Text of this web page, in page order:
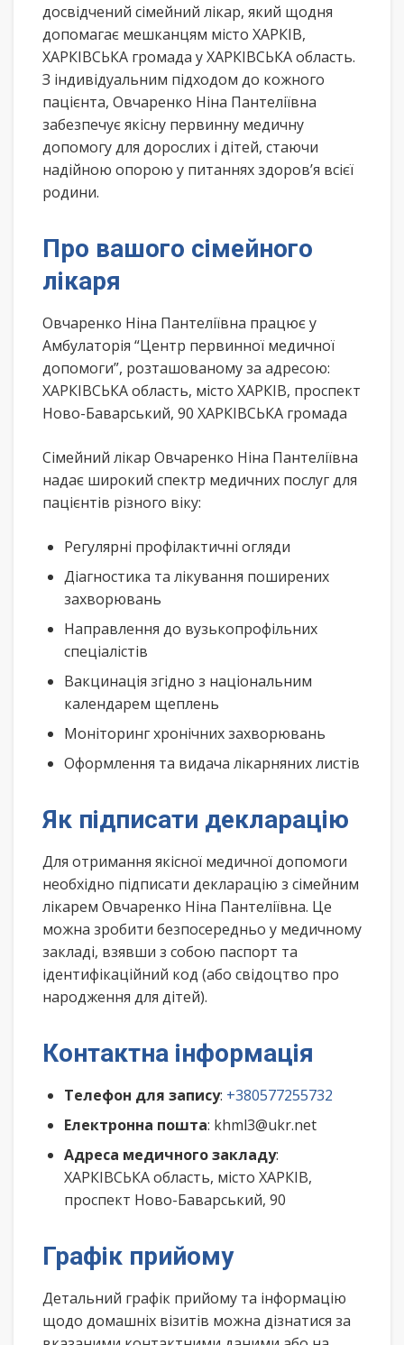
досвідчений сімейний лікар, який щодня
допомагає мешканцям місто ХАРКІВ,
ХАРКІВСЬКА громада у ХАРКІВСЬКА область.
З індивідуальним підходом до кожного
пацієнта, Овчаренко Ніна Пантеліївна
забезпечує якісну первинну медичну
допомогу для дорослих і дітей, стаючи
надійною опорою у питаннях здоров’я всієї
родини.
Про вашого сімейного
лікаря
Овчаренко Ніна Пантеліївна працює у
Амбулаторія “Центр первинної медичної
допомоги”, розташованому за адресою:
ХАРКІВСЬКА область, місто ХАРКІВ, проспект
Ново-Баварський, 90 ХАРКІВСЬКА громада
Сімейний лікар Овчаренко Ніна Пантеліївна
надає широкий спектр медичних послуг для
пацієнтів різного віку:
Регулярні профілактичні огляди
Діагностика та лікування поширених
захворювань
Направлення до вузькопрофільних
спеціалістів
Вакцинація згідно з національним
календарем щеплень
Моніторинг хронічних захворювань
Оформлення та видача лікарняних листів
Як підписати декларацію
Для отримання якісної медичної допомоги
необхідно підписати декларацію з сімейним
лікарем Овчаренко Ніна Пантеліївна. Це
можна зробити безпосередньо у медичному
закладі, взявши з собою паспорт та
ідентифікаційний код (або свідоцтво про
народження для дітей).
Контактна інформація
Телефон для запису: +380577255732
Електронна пошта: khml3@ukr.net
Адреса медичного закладу:
ХАРКІВСЬКА область, місто ХАРКІВ,
проспект Ново-Баварський, 90
Графік прийому
Детальний графік прийому та інформацію
щодо домашніх візитів можна дізнатися за